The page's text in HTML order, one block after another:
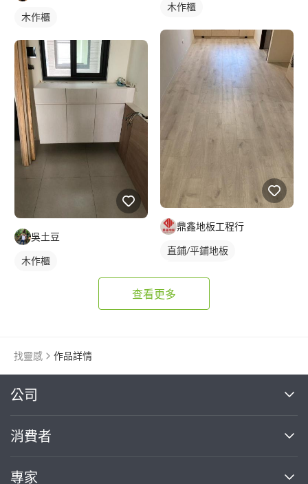
木作櫃
吳土豆
木作櫃
木作櫃
鼎鑫地板工程行
直鋪/平鋪地板
查看更多
找靈感 作品詳情
公司
關於我們
消費者
買服務
專家
繼續完成